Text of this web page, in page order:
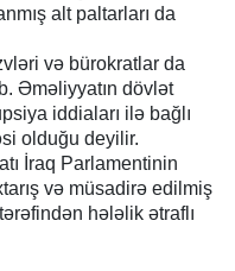
alt paltarları da
və bürokratlar da
Əməliyyatın dövlət
iddiaları ilə bağlı
olduğu deyilir.
İraq Parlamentinin
və müsadirə edilmiş
hələlik ətraflı